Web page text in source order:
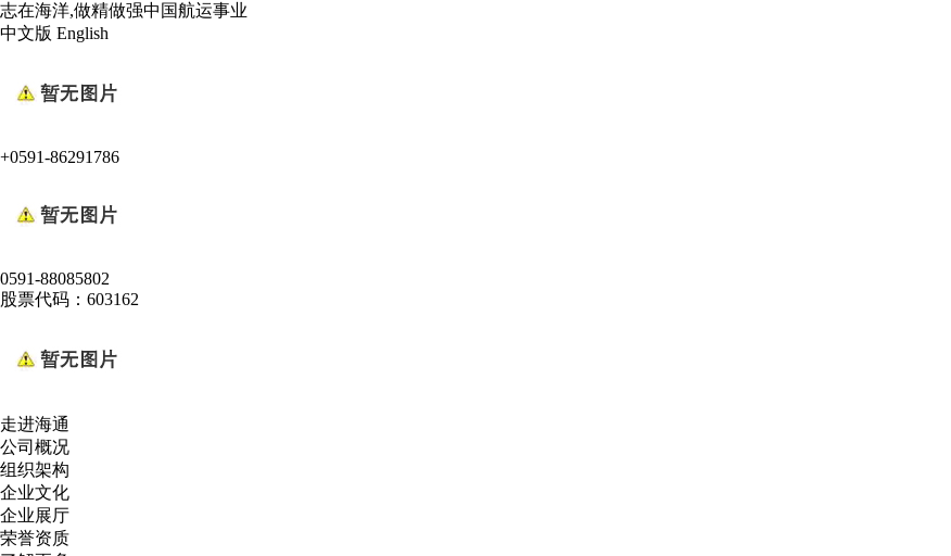
志在海洋,做精做强中国航运事业
中文版 English
+0591-86291786
0591-88085802
股票代码：603162
走进海通
公司概况
组织架构
企业文化
企业展厅
荣誉资质